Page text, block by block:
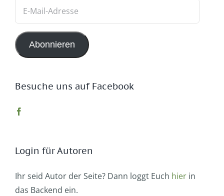
Adresse
Abonnieren
Besuche uns auf Facebook
Login für Autoren
Ihr seid Autor der Seite? Dann loggt Euch hier in
das Backend ein.